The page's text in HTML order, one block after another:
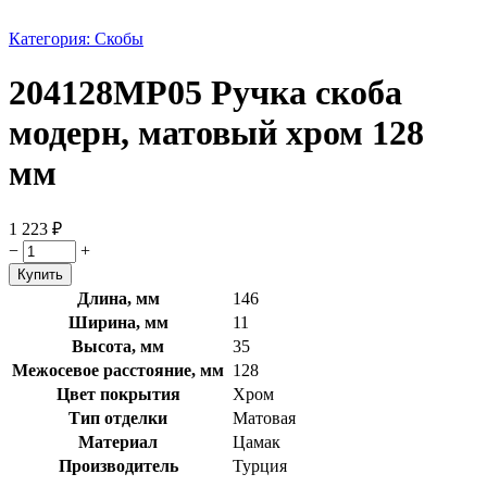
Категория: Скобы
204128MP05 Ручка скоба
модерн, матовый хром 128
мм
1 223 ₽
−
+
Длина, мм
146
Ширина, мм
11
Высота, мм
35
Межосевое расстояние, мм 128
Цвет покрытия
Хром
Тип отделки
Матовая
Материал
Цамак
Производитель
Турция